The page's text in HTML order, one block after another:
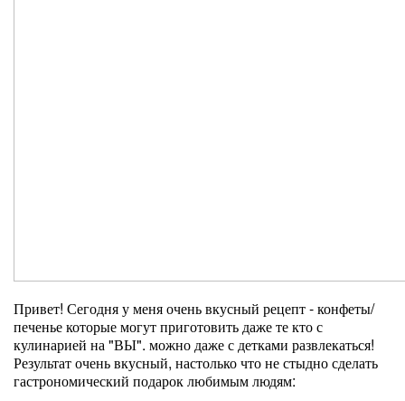
Привет! Сегодня у меня очень вкусный рецепт - конфеты/
печенье которые могут приготовить даже те кто с
кулинарией на "ВЫ". можно даже с детками развлекаться!
Результат очень вкусный, настолько что не стыдно сделать
гастрономический подарок любимым людям: